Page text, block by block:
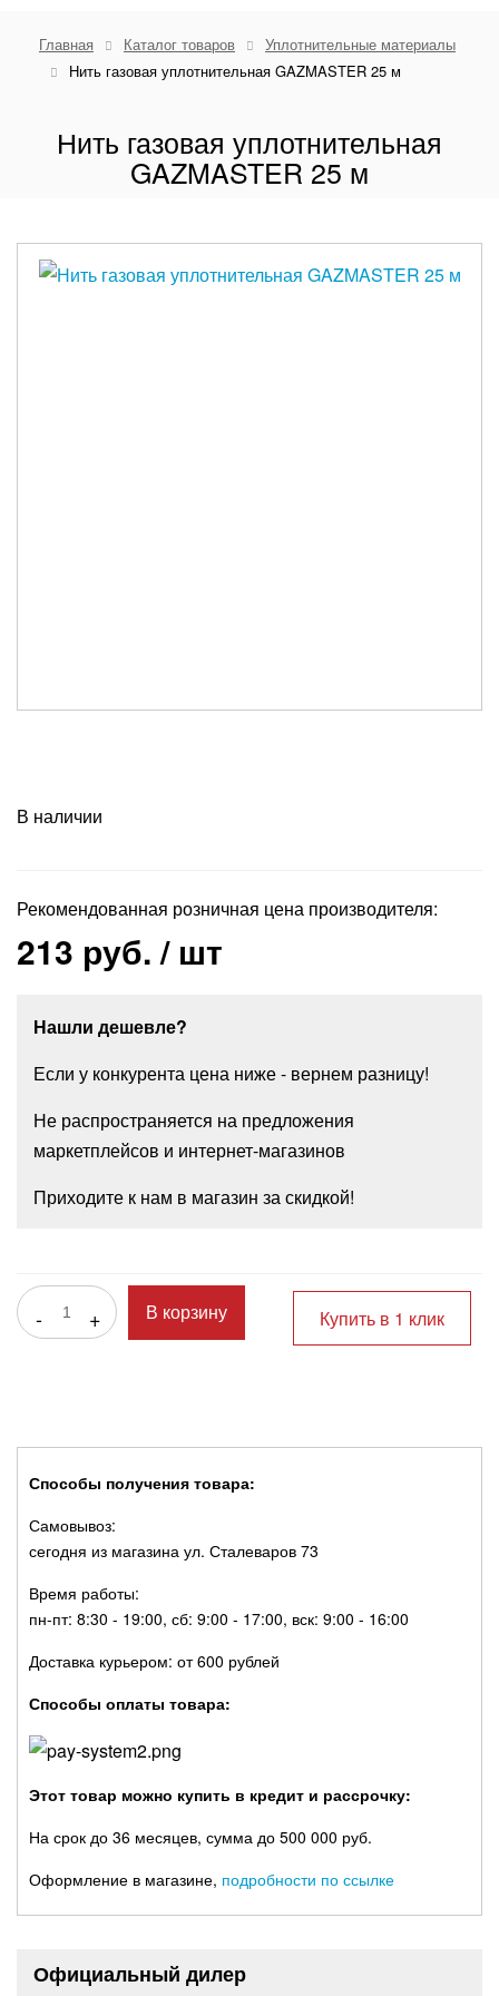
Главная Каталог товаров
Уплотнительные материалы
Нить газовая уплотнительная GAZMASTER 25 м
Нить газовая уплотнительная
GAZMASTER 25 м
В наличии
Рекомендованная розничная цена производителя:
213 руб./ шт
Нашли дешевле?
Если у конкурента цена ниже - вернем разницу!
Не распространяется на предложения
маркетплейсов и интернет-магазинов
Приходите к нам в магазин за скидкой!
- + В корзину Купить в 1 клик
Способы получения товара:
Самовывоз:
сегодня из магазина ул. Сталеваров 73
Время работы:
пн-пт: 8:30 - 19:00, сб: 9:00 - 17:00, вск: 9:00 - 16:00
Доставка курьером: от 600 рублей
Способы оплаты товара:
Этот товар можно купить в кредит и рассрочку:
На срок до 36 месяцев, сумма до 500 000 руб.
Оформление в магазине, подробности по ссылке
Официальный дилер